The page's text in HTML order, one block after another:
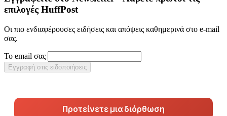
επιλογές HuffPost
Οι πιο ενδιαφέρουσες ειδήσεις και απόψεις καθημερινά στο e-mail
σας.
Το email σας
Εγγραφή στις ειδοποιήσεις
Προτείνετε μια διόρθωση